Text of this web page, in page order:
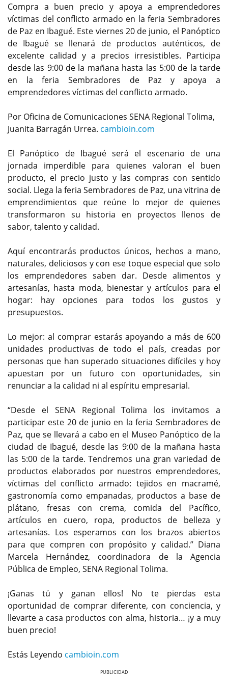
Compra a buen precio y apoya a emprendedores
víctimas del conflicto armado en la feria Sembradores
de Paz en Ibagué. Este viernes 20 de junio, el Panóptico
de Ibagué se llenará de productos auténticos, de
excelente calidad y a precios irresistibles. Participa
desde las 9:00 de la mañana hasta las 5:00 de la tarde
en la feria Sembradores de Paz y apoya a
emprendedores víctimas del conflicto armado.
Por Oficina de Comunicaciones SENA Regional Tolima,
Juanita Barragán Urrea. cambioin.com
El Panóptico de Ibagué será el escenario de una
jornada imperdible para quienes valoran el buen
producto, el precio justo y las compras con sentido
social. Llega la feria Sembradores de Paz, una vitrina de
emprendimientos que reúne lo mejor de quienes
transformaron su historia en proyectos llenos de
sabor, talento y calidad.
Aquí encontrarás productos únicos, hechos a mano,
naturales, deliciosos y con ese toque especial que solo
los emprendedores saben dar. Desde alimentos y
artesanías, hasta moda, bienestar y artículos para el
hogar: hay opciones para todos los gustos y
presupuestos.
Lo mejor: al comprar estarás apoyando a más de 600
unidades productivas de todo el país, creadas por
personas que han superado situaciones difíciles y hoy
apuestan por un futuro con oportunidades, sin
renunciar a la calidad ni al espíritu empresarial.
“Desde el SENA Regional Tolima los invitamos a
participar este 20 de junio en la feria Sembradores de
Paz, que se llevará a cabo en el Museo Panóptico de la
ciudad de Ibagué, desde las 9:00 de la mañana hasta
las 5:00 de la tarde. Tendremos una gran variedad de
productos elaborados por nuestros emprendedores,
víctimas del conflicto armado: tejidos en macramé,
gastronomía como empanadas, productos a base de
plátano, fresas con crema, comida del Pacífico,
artículos en cuero, ropa, productos de belleza y
artesanías. Los esperamos con los brazos abiertos
para que compren con propósito y calidad.” Diana
Marcela Hernández, coordinadora de la Agencia
Pública de Empleo, SENA Regional Tolima.
¡Ganas tú y ganan ellos! No te pierdas esta
oportunidad de comprar diferente, con conciencia, y
llevarte a casa productos con alma, historia… ¡y a muy
buen precio!
Estás Leyendo cambioin.com